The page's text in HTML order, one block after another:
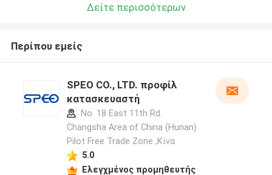
Δείτε περισσότερων
Περίπου εμείς
SPEO CO., LTD. προφίλ
κατασκευαστή
No. 18 East 11th Rd.
Changsha Area of China (Hunan)
Pilot Free Trade Zone ,Κίνα
5.0
Ελεγχμένος προμηθευτής